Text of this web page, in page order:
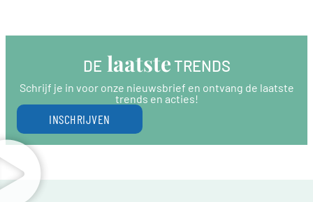
DE laatste TRENDS
Schrijf je in voor onze nieuwsbrief en ontvang de laatste
trends en acties!
INSCHRIJVEN